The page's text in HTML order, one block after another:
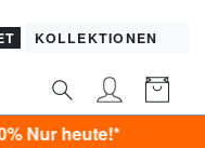
KOLLEKTIONEN
heute!*